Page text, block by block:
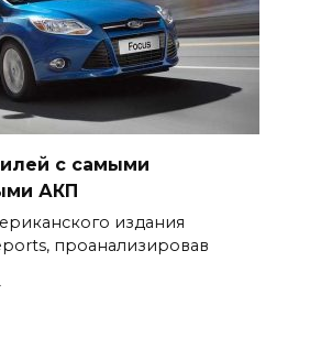
с самыми
АКП
издания
проанализировав